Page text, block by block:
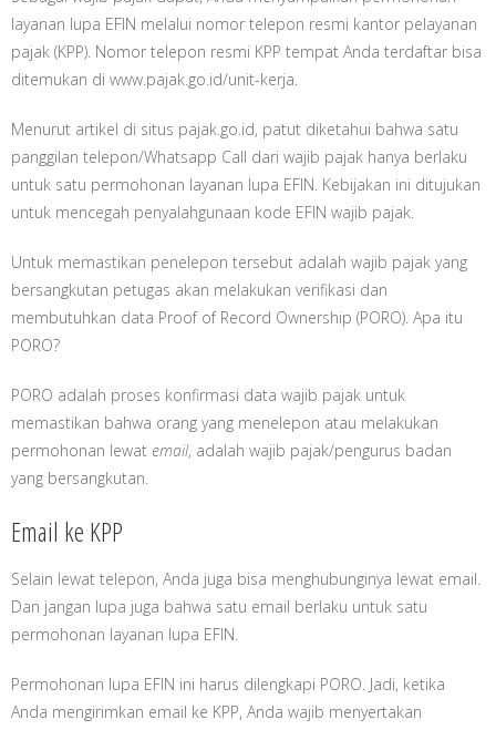
layanan lupa EFIN melalui nomor telepon resmi kantor pelayanan
pajak (KPP). Nomor telepon resmi KPP tempat Anda terdaftar bisa
ditemukan di www.pajak.go.id/unit-kerja.
Menurut artikel di situs pajak.go.id, patut diketahui bahwa satu
panggilan telepon/Whatsapp Call dari wajib pajak hanya berlaku
untuk satu permohonan layanan lupa EFIN. Kebijakan ini ditujukan
untuk mencegah penyalahgunaan kode EFIN wajib pajak.
Untuk memastikan penelepon tersebut adalah wajib pajak yang
bersangkutan petugas akan melakukan verifikasi dan
membutuhkan data Proof of Record Ownership (PORO). Apa itu
PORO?
PORO adalah proses konfirmasi data wajib pajak untuk
memastikan bahwa orang yang menelepon atau melakukan
permohonan lewat email, adalah wajib pajak/pengurus badan
yang bersangkutan.
Email ke KPP
Selain lewat telepon, Anda juga bisa menghubunginya lewat email.
Dan jangan lupa juga bahwa satu email berlaku untuk satu
permohonan layanan lupa EFIN.
Permohonan lupa EFIN ini harus dilengkapi PORO. Jadi, ketika
Anda mengirimkan email ke KPP, Anda wajib menyertakan